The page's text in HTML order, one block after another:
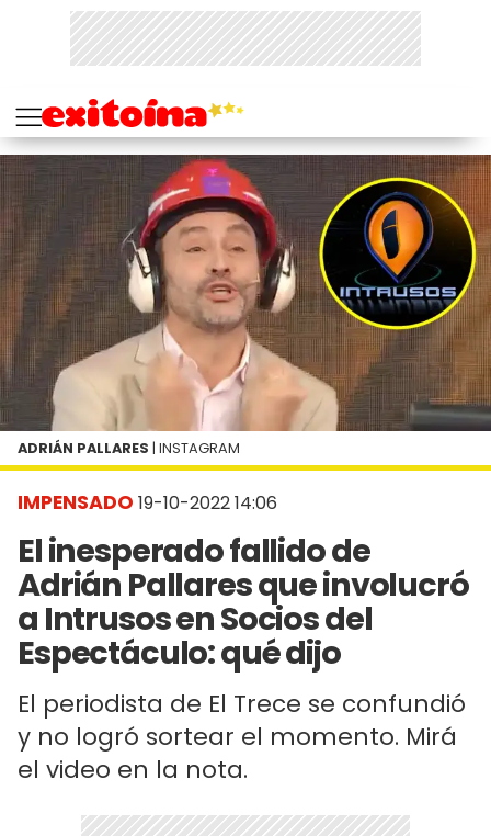
IMPENSADO 19-10-2022 14:06
El inesperado fallido de
Adrián Pallares que involucró
a Intrusos en Socios del
Espectáculo: qué dijo
El periodista de El Trece se confundió
y no logró sortear el momento. Mirá
el video en la nota.
ADRIÁN PALLARES | INSTAGRAM